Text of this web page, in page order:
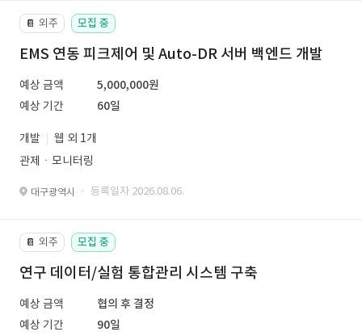
📔 외주 모집 중
EMS 연동 피크제어 및 Auto-DR 서버 백엔드 개발
예상 금액
5,000,000원
예상 기간
60일
개발
웹 외 1개
관제ㆍ모니터링
대구광역시 · 등록일자 2026.08.06.
📔 외주 모집 중
연구 데이터/실험 통합관리 시스템 구축
예상 금액
협의 후 결정
예상 기간
90일